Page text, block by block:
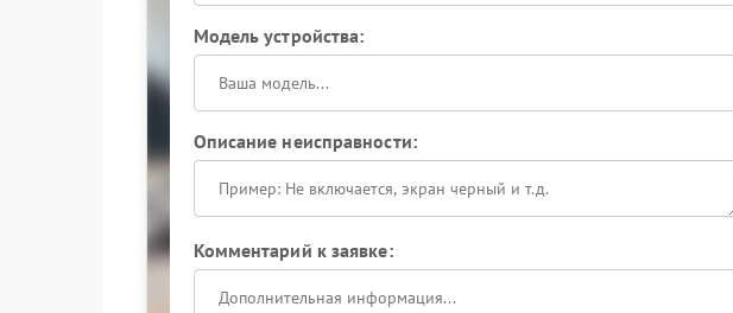
Модель устройства:
Описание неисправности:
Комментарий к заявке: